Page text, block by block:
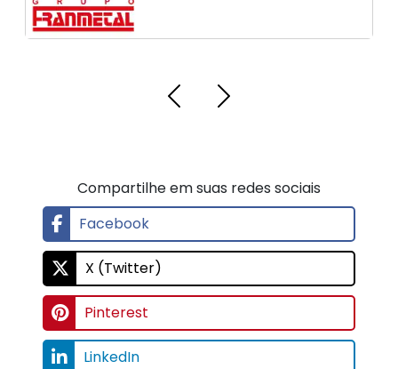
Compartilhe em suas redes sociais
Facebook
X (Twitter)
Pinterest
LinkedIn